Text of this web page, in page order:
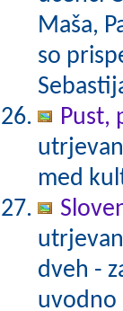
Maša,
so
Pust,
med
dveh -
uvodno